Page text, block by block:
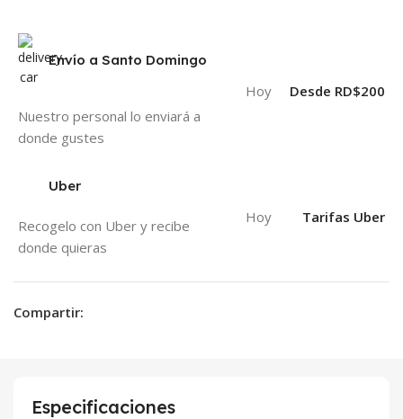
Envío a Santo Domingo
Nuestro personal lo enviará a
donde gustes
Hoy Desde RD$200
Uber
Recogelo con Uber y recibe
donde quieras
Hoy Tarifas Uber
Compartir:
Especificaciones